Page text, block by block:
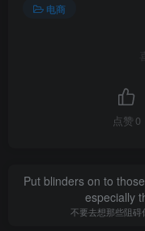
电商
点赞 0
Put blinders on to
especially
不要去想那些阻